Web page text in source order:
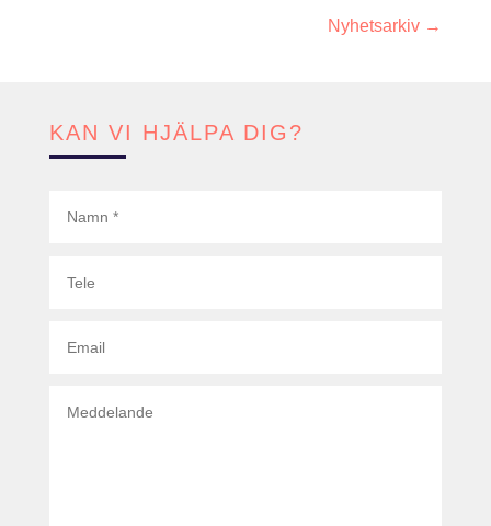
Nyhetsarkiv →
KAN VI HJÄLPA DIG?